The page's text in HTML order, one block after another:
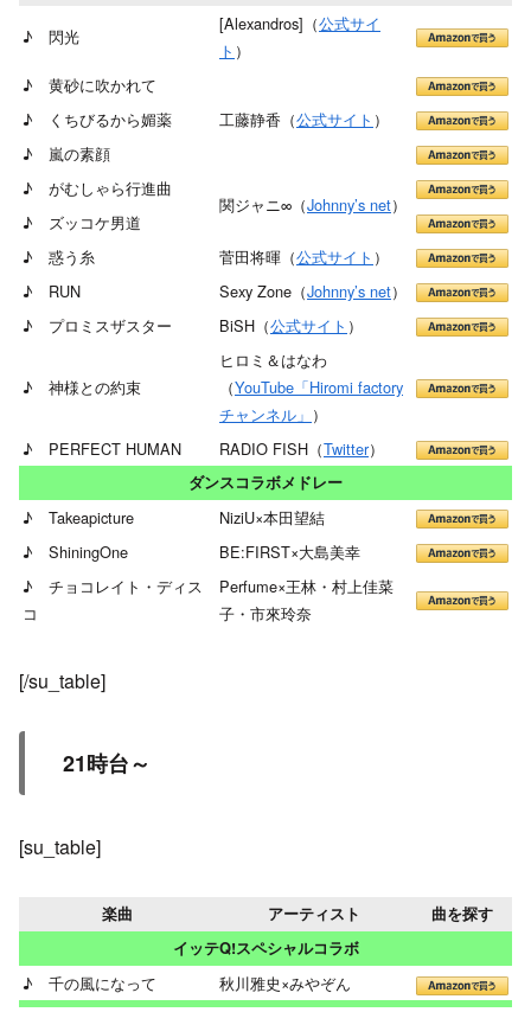
♪ 閃光
[Alexandros]（公式サイ
ト ）
♪ 黄砂に吹かれて
工藤静香（公式サイト ）
♪ くちびるから媚薬
♪ 嵐の素顔
♪ がむしゃら行進曲
関ジャニ∞（Johnny’s net）
♪ ズッコケ男道
♪ 惑う糸
菅田将暉（公式サイト ）
♪ RUN
Sexy Zone（Johnny’s net）
♪ プロミスザスター
BiSH（公式サイト ）
♪ 神様との約束
ヒロミ＆はなわ
（YouTube「Hiromi factory
チャンネル」 ）
♪ PERFECT HUMAN
RADIO FISH（Twitter）
ダンスコラボメドレー
♪ Takeapicture
NiziU×本田望結
♪ ShiningOne
BE:FIRST×大島美幸
♪ チョコレイト・ディス
コ
Perfume×王林・村上佳菜
子・市來玲奈
[/su_table]
21時台～
[su_table]
楽曲 アーティスト
曲を探す
イッテQ!スペシャルコラボ
♪ 千の風になって
秋川雅史×みやぞん